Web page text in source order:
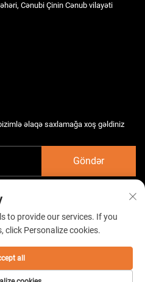
Cənubi Çinin Cənub vilayəti
əlaqə saxlamağa xoş gəldiniz
Göndər
Elektromexaniki Şirkəti Ltd. Bütün
- Gizlilik Siyasəti
to provide our services. If you
click Personalize cookies.
all